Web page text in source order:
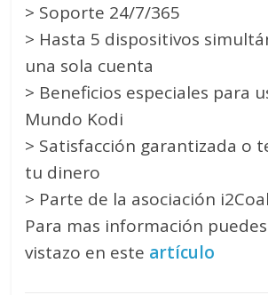
> Soporte 24/7/365
> Hasta 5 dispositivos
una sola cuenta
> Beneficios especiales para
Mundo Kodi
> Satisfacción garantizada o
tu dinero
> Parte de la asociación
Para mas información
vistazo en este artículo